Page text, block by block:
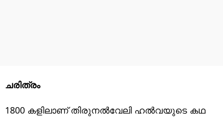
ചരിത്രം
1800 കളിലാണ് തിരുനൽവേലി ഹൽവയുടെ കഥ